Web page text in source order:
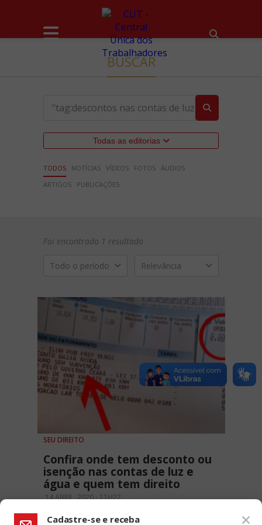
BUSCAR
Todas as editorias
TODOS NOTÍCIAS VÍDEOS FOTOS ÁUDIOS
ARTIGOS
PUBLICAÇÕES
Foi encontrado 1 resultado
Todo o período Relevância
SEU DIREITO
Confira onde tem desconto ou
isenção nas contas de luz e
água e quem tem direito
14 ABRIL, 2020 - 11H22
Cadastre-se e receba